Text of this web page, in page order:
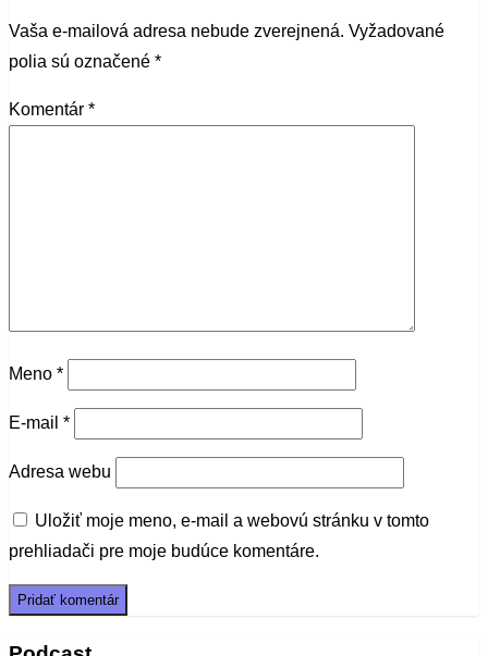
Vaša e-mailová adresa nebude zverejnená. Vyžadované
polia sú označené *
Komentár *
Meno *
E-mail *
Adresa webu
Uložiť moje meno, e-mail a webovú stránku v tomto
prehliadači pre moje budúce komentáre.